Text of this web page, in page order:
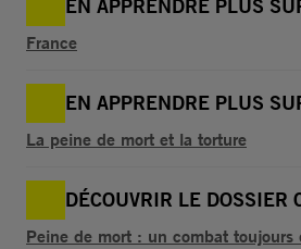
EN APPRENDRE PLUS
France
EN APPRENDRE PLUS
La peine de mort et la torture
DÉCOUVRIR LE DOSSIER
Peine de mort : un combat toujours